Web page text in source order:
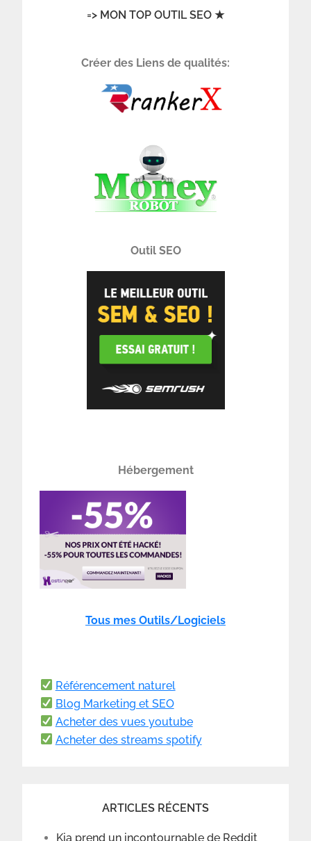
=> MON TOP OUTIL SEO ★
Créer des Liens de qualités:
Outil SEO
Hébergement
Tous mes Outils/Logiciels
Référencement naturel
Blog Marketing et SEO
Acheter des vues youtube
Acheter des streams spotify
ARTICLES RÉCENTS
Kia prend un incontournable de Reddit